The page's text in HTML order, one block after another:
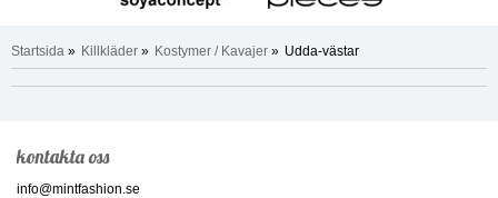
Startsida » Killkläder » Kostymer / Kavajer » Udda-västar
kontakta oss
info@mintfashion.se